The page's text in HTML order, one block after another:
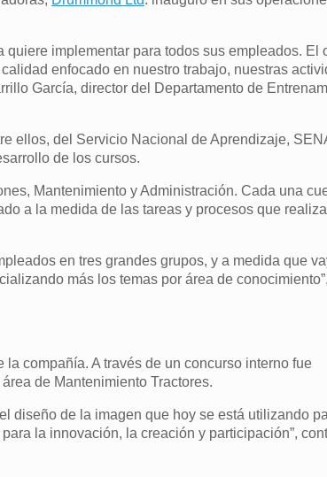
implementar para todos sus empleados. El
enfocado en nuestro trabajo, nuestras
García, director del Departamento de
ellos, del Servicio Nacional de Aprendizaje,
de los cursos.
Mantenimiento y Administración. Cada una
a la medida de las tareas y procesos que
en tres grandes grupos, y a medida que
más los temas por área de
compañía. A través de un concurso interno fue
de Mantenimiento Tractores.
diseño de la imagen que hoy se está utilizando
la innovación, la creación y participación”,